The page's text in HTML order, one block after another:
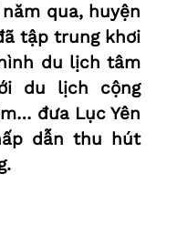
qua, huyện
tập trung khơi
du lịch tâm
du lịch cộng
đưa Lục Yên
dẫn thu hút